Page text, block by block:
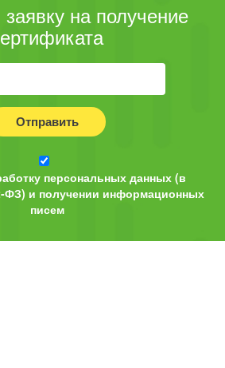
на получение
Отправить
персональных данных (в
ФЗ) и получении информационных
писем